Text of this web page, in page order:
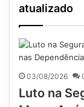
atualizado
03/08/2026
Luto na